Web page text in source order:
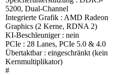
5200, Dual-Channel
Integrierte Grafik : AMD Radeon
Graphics (2 Kerne, RDNA 2)
KI-Beschleuniger : nein
PCIe : 28 Lanes, PCIe 5.0 & 4.0
Übertaktbar : eingeschränkt (kein
Kernmultiplikator)
#